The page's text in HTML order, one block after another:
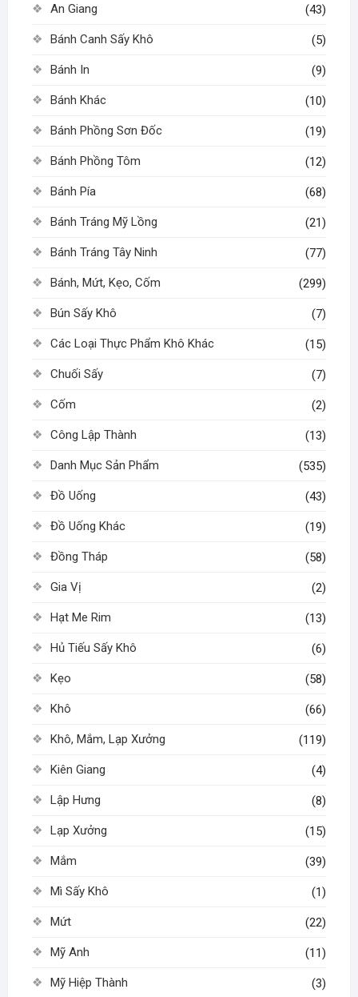
chọn
An Giang (43)
Bánh Canh Sấy Khô (5)
Bánh In (9)
Bánh Khác (10)
Bánh Phồng Sơn Đốc (19)
Bánh Phồng Tôm (12)
Bánh Pía (68)
Bánh Tráng Mỹ Lồng (21)
Bánh Tráng Tây Ninh (77)
Bánh, Mứt, Kẹo, Cốm (299)
Bún Sấy Khô (7)
Các Loại Thực Phẩm Khô Khác (15)
Chuối Sấy (7)
Cốm (2)
Công Lập Thành (13)
Danh Mục Sản Phẩm (535)
Đồ Uống (43)
Đồ Uống Khác (19)
Đồng Tháp (58)
Gia Vị (2)
Hạt Me Rim (13)
Hủ Tiếu Sấy Khô (6)
Kẹo (58)
Khô (66)
Khô, Mắm, Lạp Xưởng (119)
Kiên Giang (4)
Lập Hưng (8)
Lạp Xưởng (15)
Mắm (39)
Mì Sấy Khô (1)
Mứt (22)
Mỹ Anh (11)
Mỹ Hiệp Thành (3)